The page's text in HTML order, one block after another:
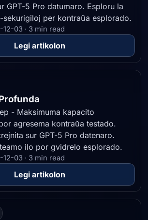
GPT-5 Pro datumaro. Esploru la
sekurigiloj per kontraŭa esplorado.
03 · 3 min read
Legi artikolon
- Maksimuma kapacito
agresema kontraŭa testado.
sur GPT-5 Pro datenaro.
ilo por gvidrelo esplorado.
03 · 3 min read
Legi artikolon